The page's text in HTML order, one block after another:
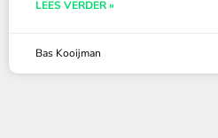
LEES VERDER »
Bas Kooijman